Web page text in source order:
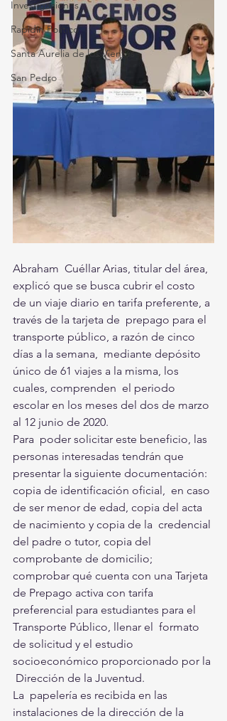
Investigaciones
Rapidín Político
Santa Aurelia de los Vientos
San Pedro
Abraham  Cuéllar Arias, titular del área,
explicó que se busca cubrir el costo
de un viaje diario en tarifa preferente, a
través de la tarjeta de  prepago para el
transporte público, a razón de cinco
días a la semana,  mediante depósito
único de 61 viajes a la misma, los
cuales, comprenden  el periodo
escolar en los meses del dos de marzo
al 12 junio de 2020.
Para  poder solicitar este beneficio, las
personas interesadas tendrán que
presentar la siguiente documentación:
copia de identificación oficial,  en caso
de ser menor de edad, copia del acta
de nacimiento y copia de la  credencial
del padre o tutor, copia del
comprobante de domicilio;
comprobar qué cuenta con una Tarjeta
de Prepago activa con tarifa
preferencial para estudiantes para el
Transporte Público, llenar el  formato
de solicitud y el estudio
socioeconómico proporcionado por la
Dirección de la Juventud.
La  papelería es recibida en las
instalaciones de la dirección de la